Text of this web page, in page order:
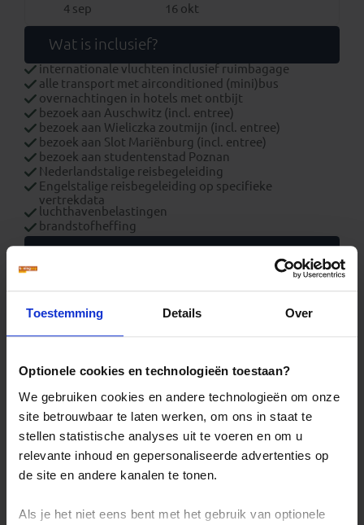
Toestemming Details Over
Optionele cookies en technologieën toestaan?
We gebruiken cookies en andere technologieën om onze
site betrouwbaar te laten werken, om ons in staat te
stellen statistische analyses uit te voeren en om u
relevante inhoud en gepersonaliseerde advertenties op
de site en andere kanalen te tonen.
Als je het niet eens bent met het gebruik van optionele
4 sep 16 okt
Wat is inclusief?
internationale vluchten inclusief ruimbagage
alle transport met airconditioned (mini)bus
overnachtingen in hotels met ontbijt
bezoek aan Auschwitz (incl. entree)
bezoek aan Wieliczka zoutmijn (incl. entree)
bezoek aan Slot Mariënburg (incl. entree)
bezoek aan studentenstad Poznan
Nederlandstalige reisbegeleiding
Engelstalige reisbegeleiding op specifieke
vertrekdata
luchthavenbelastingen
brandstofheffing
optionele excursies
overige entreegelden
fooien
visum
bijdrage Calamiteitenfonds (enkel op Nederlandse
reizen of voor reizigers met Nederlandse nationaliteit)
consumentenbijdrage SGR € 5,- per persoon (enkel op
Nederlandse reizen)
reis- en annuleringsverzekering
Extra
Zakgeld: € 400,- p.p. per reis
Eenpersoonskamer vanaf: € 525,-